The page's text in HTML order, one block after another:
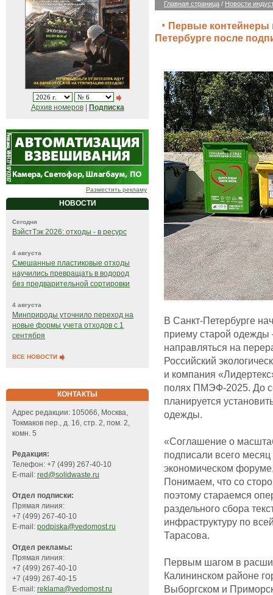
Архив номеров| Подписка
Разместить рекламу
НОВОСТИ
Сегодня
ВэйстТэк 2026: отходы - в ресурс
4 августа
Смешанные пластиковые отходы
научились превращать в водород
без предварительной сортировки
4 августа
Минприроды уточнило переход на
новые формы учета отходов с 1
сентября
ВСЕ НОВОСТИ
КОНТАКТЫ
Адрес редакции: 105066, Москва,
Токмаков пер., д. 16, стр. 2, пом. 2,
комн. 5
Редакция:
Телефон: +7 (499) 267-40-10
E-mail: red@solidwaste.ru
Отдел подписки:
Прямая линия:
+7 (499) 267-40-10
E-mail: podpiska@vedomost.ru
Отдел рекламы:
Прямая линия:
+7 (499) 267-40-10
+7 (499) 267-40-15
E-mail: reklama@vedomost.ru
Главная страница / Новости
Первые контейнеры
Петербурге после
В Санкт-Петербурге
приему старой одежды
направляться на
Российский
и компания
полях ПМЭФ-2025. До
планируется
одежды.
«Соглашение о
подписали всего
экономическом
Понимаем, что со
поэтому стараемся
раздельного сбора
инфраструктуру по
Тарасова.
Первым шагом в
Калининском районе
Выборгском и